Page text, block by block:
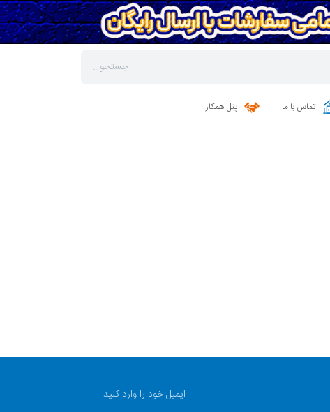
تماس با ما پنل همکار